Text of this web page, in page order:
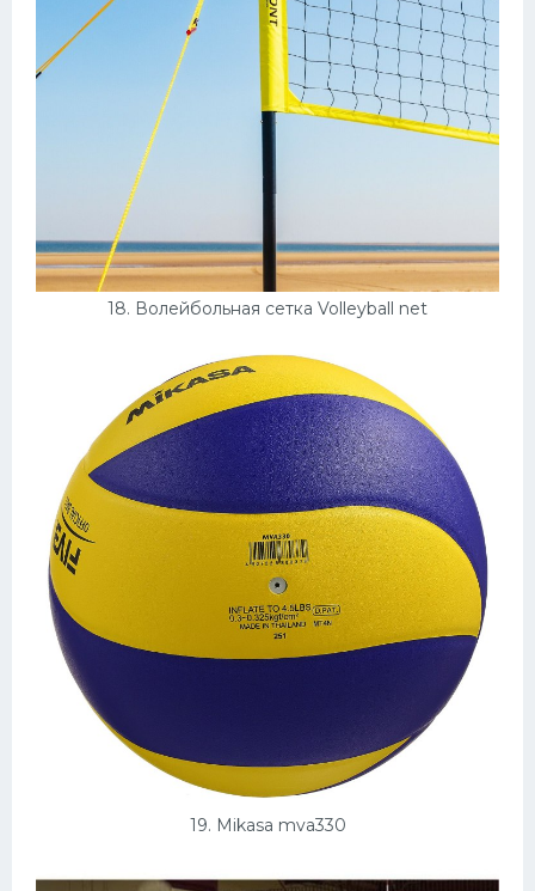
18. Волейбольная сетка Volleyball net
19. Mikasa mva330